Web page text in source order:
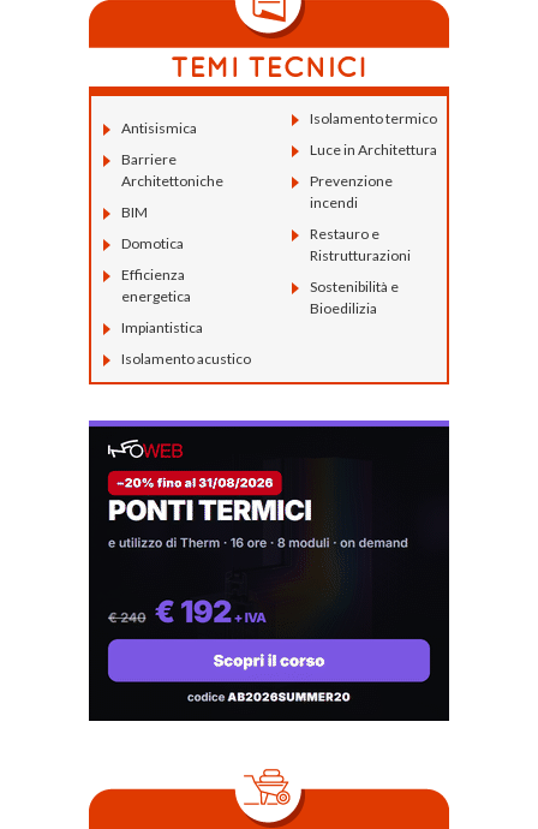
Antisismica
Barriere
Architettoniche
BIM
Domotica
Efficienza
energetica
Impiantistica
Isolamento acustico
Isolamento termico
Luce in Architettura
Prevenzione
incendi
Restauro e
Ristrutturazioni
Sostenibilità e
Bioedilizia